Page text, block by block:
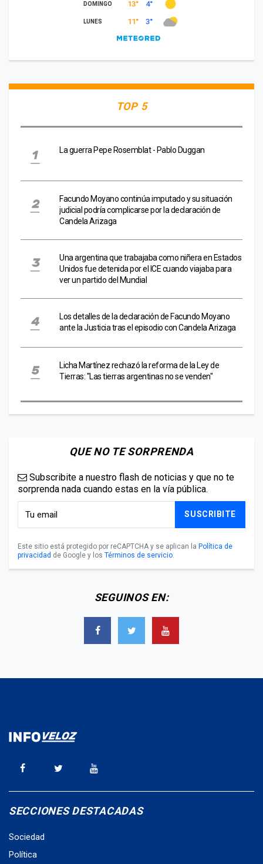
TOP 5
La guerra Pepe Rosemblat - Pablo Duggan
Facundo Moyano continúa imputado y su situación
judicial podría complicarse por la declaración de
Candela Arizaga
Una argentina que trabajaba como niñera en Estados
Unidos fue detenida por el ICE cuando viajaba para
ver un partido del Mundial
Los detalles de la declaración de Facundo Moyano
ante la Justicia tras el episodio con Candela Arizaga
Licha Martínez rechazó la reforma de la Ley de
Tierras: "Las tierras argentinas no se venden"
QUE NO TE SORPRENDA
Subscribite a nuestro flash de noticias y que no te
sorprenda nada cuando estas en la vía pública.
SUSCRIBITE
Este sitio está protegido por reCAPTCHA y se aplican la Política de
privacidad de Google y los Términos de servicio.
SEGUINOS EN:
SECCIONES DESTACADAS
Sociedad
Política